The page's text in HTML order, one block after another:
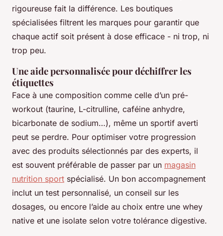
rigoureuse fait la différence. Les boutiques
spécialisées filtrent les marques pour garantir que
chaque actif soit présent à dose efficace - ni trop, ni
trop peu.
Une aide personnalisée pour déchiffrer les
étiquettes
Face à une composition comme celle d’un pré-
workout (taurine, L-citrulline, caféine anhydre,
bicarbonate de sodium…), même un sportif averti
peut se perdre. Pour optimiser votre progression
avec des produits sélectionnés par des experts, il
est souvent préférable de passer par un magasin
nutrition sport spécialisé. Un bon accompagnement
inclut un test personnalisé, un conseil sur les
dosages, ou encore l’aide au choix entre une whey
native et une isolate selon votre tolérance digestive.